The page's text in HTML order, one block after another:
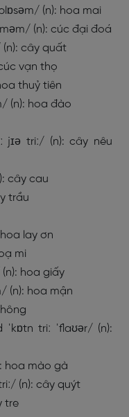
(n): hoa mai
(n): cúc đại đoá
cây quất
vạn thọ
thuỷ tiên
(n): hoa đào
jɪə triː/ (n): cây nêu
cây cau
trầu
lay ơn
mi
(n): hoa giấy
(n): hoa mận
triː ˈflaʊər/ (n):
hoa mào gà
(n): cây quýt
tre